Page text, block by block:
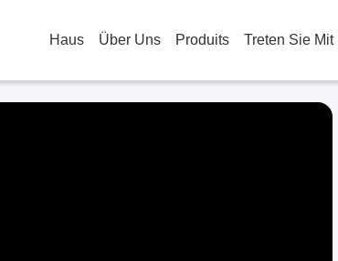
Haus Über Uns Produits Treten Sie Mit